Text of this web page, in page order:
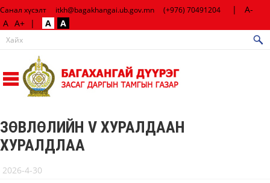
Санал хүсэлт itkh@bagakhangai.ub.gov.mn (+976) 70491204 |
A-
A A+ | A A
ЗӨВЛӨЛИЙН V ХУРАЛДААН
ХУРАЛДЛАА
2026-4-30